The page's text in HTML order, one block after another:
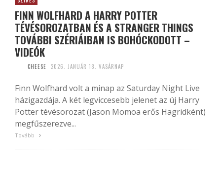
FINN WOLFHARD A HARRY POTTER
TÉVÉSOROZATBAN ÉS A STRANGER THINGS
TOVÁBBI SZÉRIÁIBAN IS BOHÓCKODOTT –
VIDEÓK
CHEESE 2026. JANUÁR 18. VASÁRNAP
Finn Wolfhard volt a minap az Saturday Night Live
házigazdája. A két legviccesebb jelenet az új Harry
Potter tévésorozat (Jason Momoa erős Hagridként)
megfűszerezve...
Tovább